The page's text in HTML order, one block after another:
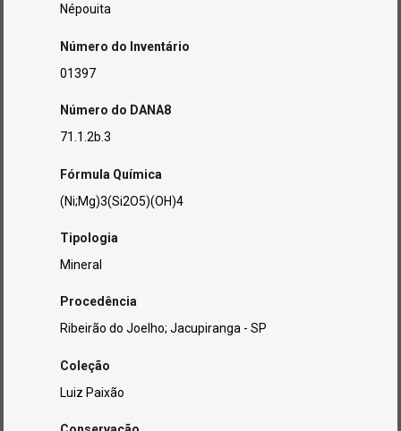
Népouita
Número do Inventário
01397
Número do DANA8
71.1.2b.3
Fórmula Química
(Ni;Mg)3(Si2O5)(OH)4
Tipologia
Mineral
Procedência
Ribeirão do Joelho; Jacupiranga - SP
Coleção
Luiz Paixão